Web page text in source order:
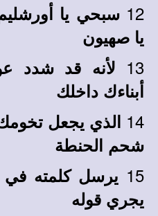
12 سبحي يا
يا صهيون
13 لأنه قد شدد
أبناءك داخلك
14 الذي يجعل
شحم الحنطة
15 يرسل كلمته
يجري قوله